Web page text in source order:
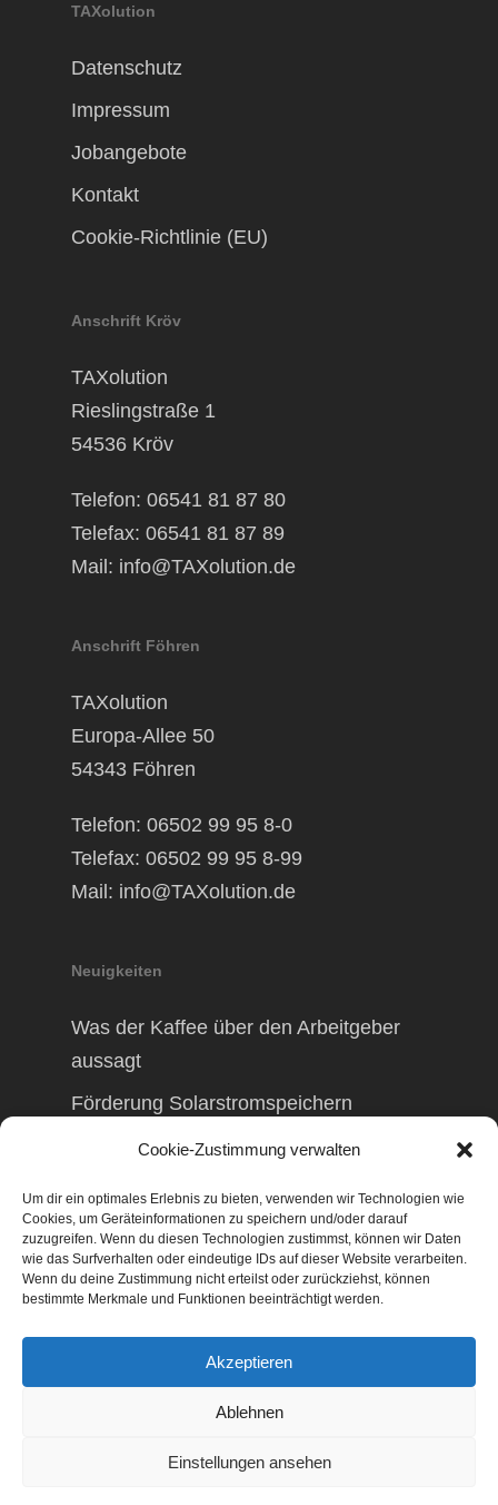
Cookie-Zustimmung verwalten
Um dir ein optimales Erlebnis zu bieten, verwenden wir Technologien wie
Cookies, um Geräteinformationen zu speichern und/oder darauf
zuzugreifen. Wenn du diesen Technologien zustimmst, können wir Daten
wie das Surfverhalten oder eindeutige IDs auf dieser Website verarbeiten.
Wenn du deine Zustimmung nicht erteilst oder zurückziehst, können
bestimmte Merkmale und Funktionen beeinträchtigt werden.
Akzeptieren
Ablehnen
Einstellungen ansehen
TAXolution
Datenschutz
Impressum
Jobangebote
Kontakt
Cookie-Richtlinie (EU)
Anschrift Kröv
TAXolution
Rieslingstraße 1
54536 Kröv
Telefon: 06541 81 87 80
Telefax: 06541 81 87 89
Mail: info@TAXolution.de
Anschrift Föhren
TAXolution
Europa-Allee 50
54343 Föhren
Telefon: 06502 99 95 8-0
Telefax: 06502 99 95 8-99
Mail: info@TAXolution.de
Neuigkeiten
Was der Kaffee über den Arbeitgeber
aussagt
Förderung Solarstromspeichern
Förderung Balkonkraftwerk
© 2026 TAXolution – Beratung,
Lohnabrechnungen, Erfassung lfd.
Lohnabrechnung, Betriebswirtschaftliche
Beratung, Finanzierungsberatung,
Gestaltungsberatung,
Existenzgründungsberatung, Marketing,